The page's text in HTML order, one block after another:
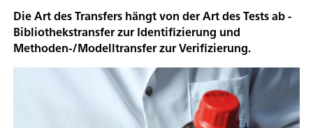
Die Art des Transfers hängt von der Art des Tests ab -
Bibliothekstransfer zur Identifizierung und
Methoden-/Modelltransfer zur Verifizierung.